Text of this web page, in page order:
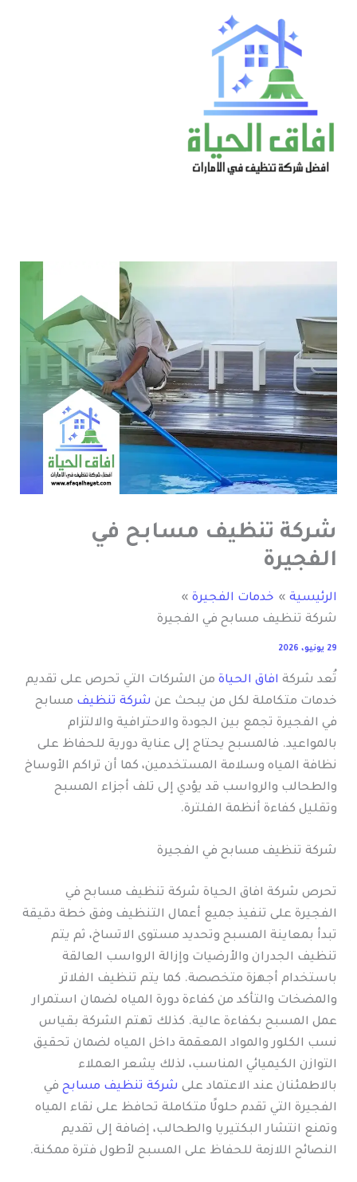
شركة تنظيف مسابح في
الفجيرة
الرئيسية
خدمات الفجيرة
شركة تنظيف مسابح في الفجيرة
29 يونيو، 2026
تُعد شركة افاق الحياة من الشركات التي تحرص على تقديم
خدمات متكاملة لكل من يبحث عن شركة تنظيف مسابح
في الفجيرة تجمع بين الجودة والاحترافية والالتزام
بالمواعيد. فالمسبح يحتاج إلى عناية دورية للحفاظ على
نظافة المياه وسلامة المستخدمين، كما أن تراكم الأوساخ
والطحالب والرواسب قد يؤدي إلى تلف أجزاء المسبح
وتقليل كفاءة أنظمة الفلترة.
شركة تنظيف مسابح في الفجيرة
تحرص شركة افاق الحياة شركة تنظيف مسابح في
الفجيرة على تنفيذ جميع أعمال التنظيف وفق خطة دقيقة
تبدأ بمعاينة المسبح وتحديد مستوى الاتساخ، ثم يتم
تنظيف الجدران والأرضيات وإزالة الرواسب العالقة
باستخدام أجهزة متخصصة. كما يتم تنظيف الفلاتر
والمضخات والتأكد من كفاءة دورة المياه لضمان استمرار
عمل المسبح بكفاءة عالية. كذلك تهتم الشركة بقياس
نسب الكلور والمواد المعقمة داخل المياه لضمان تحقيق
التوازن الكيميائي المناسب، لذلك يشعر العملاء
بالاطمئنان عند الاعتماد على شركة تنظيف مسابح في
الفجيرة التي تقدم حلولًا متكاملة تحافظ على نقاء المياه
وتمنع انتشار البكتيريا والطحالب، إضافة إلى تقديم
النصائح اللازمة للحفاظ على المسبح لأطول فترة ممكنة.